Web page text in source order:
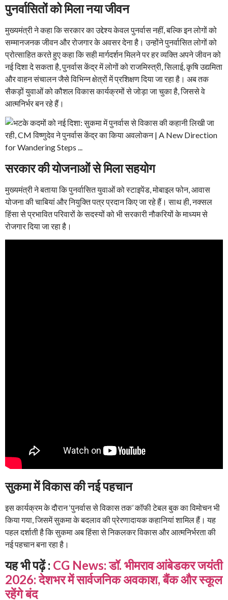
पुनर्वासितों को मिला नया जीवन
मुख्यमंत्री ने कहा कि सरकार का उद्देश्य केवल पुनर्वास नहीं, बल्कि इन लोगों को
सम्मानजनक जीवन और रोजगार के अवसर देना है। उन्होंने पुनर्वासित लोगों को
प्रोत्साहित करते हुए कहा कि सही मार्गदर्शन मिलने पर हर व्यक्ति अपने जीवन को
नई दिशा दे सकता है, पुनर्वास केंद्र में लोगों को राजमिस्त्री, सिलाई, कृषि उद्यमिता
और वाहन संचालन जैसे विभिन्न क्षेत्रों में प्रशिक्षण दिया जा रहा है। अब तक
सैकड़ों युवाओं को कौशल विकास कार्यक्रमों से जोड़ा जा चुका है, जिससे वे
आत्मनिर्भर बन रहे हैं।
सरकार की योजनाओं से मिला सहयोग
मुख्यमंत्री ने बताया कि पुनर्वासित युवाओं को स्टाइपेंड, मोबाइल फोन, आवास
योजना की चाबियां और नियुक्ति पत्र प्रदान किए जा रहे हैं। साथ ही, नक्सल
हिंसा से प्रभावित परिवारों के सदस्यों को भी सरकारी नौकरियों के माध्यम से
रोजगार दिया जा रहा है।
सुकमा में विकास की नई पहचान
इस कार्यक्रम के दौरान ‘पुनर्वास से विकास तक’ कॉफी टेबल बुक का विमोचन भी
किया गया, जिसमें सुकमा के बदलाव की प्रेरणादायक कहानियां शामिल हैं। यह
पहल दर्शाती है कि सुकमा अब हिंसा से निकलकर विकास और आत्मनिर्भरता की
नई पहचान बना रहा है।
यह भी पढ़ें : CG News: डॉ. भीमराव आंबेडकर जयंती
2026: देशभर में सार्वजनिक अवकाश, बैंक और स्कूल
रहेंगे बंद